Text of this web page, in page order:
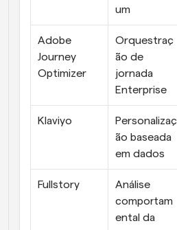
um
Adobe
Journey
Optimizer
Orquestraç
ão de
jornada
Enterprise
Klaviyo
Personalizaç
ão baseada
em dados
Fullstory
Análise
comportam
ental da